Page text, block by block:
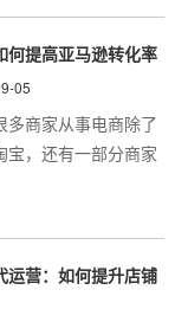
如果没有时间独立运
找第三方广州天猫代
营...
何提高亚马逊转化率
05
多商家从事电商除了
宝，还有一部分商家
以对于新手卖家而言
广州...
运营：如何提升店铺